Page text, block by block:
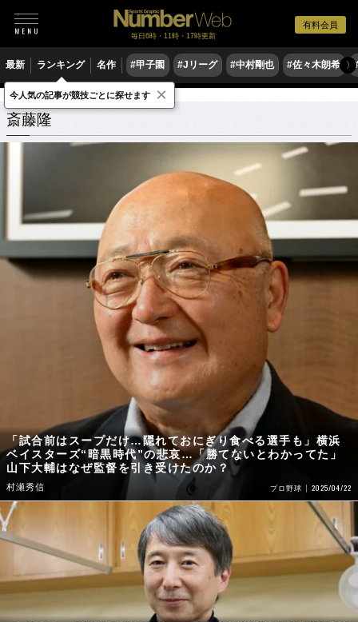
有料会員
毎日6時・11時・17時更新
最新 ランキング 名作 #甲子園 #Jリーグ #中村剛也 #佐々木朗希 〉
斎藤隆 関連記事
斎藤隆
「試合前はスープだけ…隠れておにぎり食べる選手も」横浜
ベイスターズ“暗黒時代”の悲哀…「勝てないとわかってた」
山下大輔はなぜ監督を引き受けたのか？
村瀬秀信 プロ野球 2025/04/22
今人気の記事が競技ごとに探せます ×